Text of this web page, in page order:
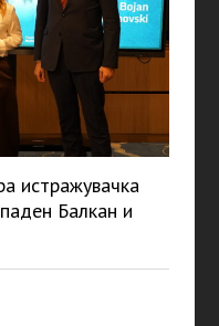
истражувачка
Балкан и